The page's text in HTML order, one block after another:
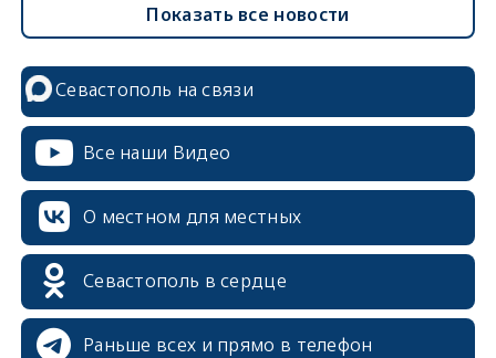
Показать все новости
Севастополь на связи
Все наши Видео
О местном для местных
Севастополь в сердце
Раньше всех и прямо в телефон